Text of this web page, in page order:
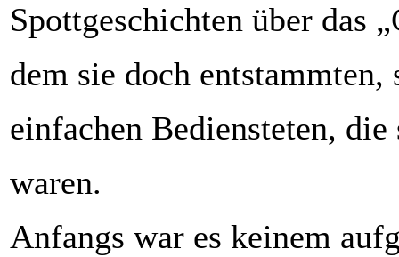
Spottgeschichten über das
dem sie doch entstammten,
einfachen Bediensteten,
waren.
Anfangs war es keinem